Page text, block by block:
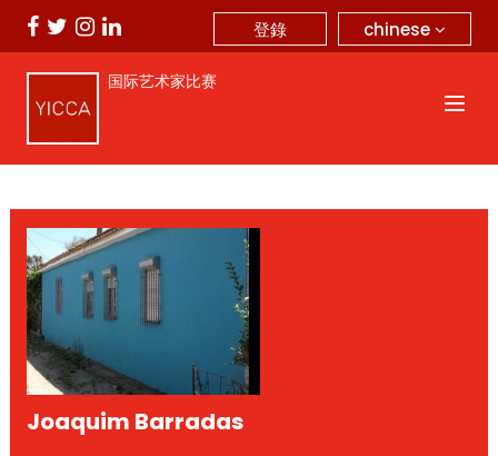
chinese
登錄
国际艺术家比赛
Joaquim Barradas